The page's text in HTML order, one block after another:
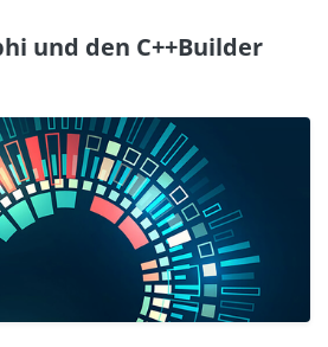
und den C++Builder